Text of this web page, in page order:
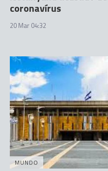
coronavírus
20 Mar 04:32
MUNDO